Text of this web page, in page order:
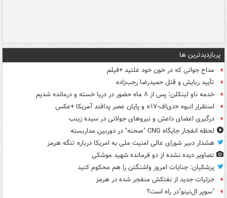
پربازدیدترین ها
مداح جوانی که در خون خود غلتید +فیلم
تأیید ربایش و قتل حمیدرضا رجب‌زاده
خدمه ناو لینکلن: پس از ۸ ماه حضور در دریا خسته و درمانده‌ شدیم
استقرار انبوه «دی‌اف‑۱۷» و پایان عصر پدافند آمریکا +عکس
درگیری اعضای داعش و نیروهای جولانی در سیده زینب
لحظه انفجار جایگاه CNG "صحنه" در دوربین مداربسته
هشدار دبیر شورای عالی امنیت ملی به امریکا درباره تنگه هرمز
تصاویر دیده‌ نشده از دو فرمانده شهید موشکی
پزشکیان: جنایات امروز واشنگتن را هم محکوم کنید
جزئیات جدید از نفتکش منفجر شده در هرمز
"سوپر ال‌نینو"در راه است؟